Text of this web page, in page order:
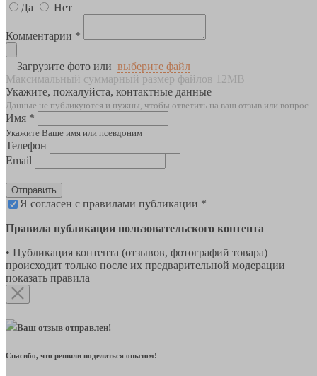
Да
Нет
Комментарии *
Загрузите фото или выберите файл
Максимальный суммарный размер файлов 12MB
Укажите, пожалуйста, контактные данные
Данные не публикуются и нужны, чтобы ответить на ваш отзыв или вопрос
Имя *
Укажите Ваше имя или псевдоним
Телефон
Email
Отправить
Я согласен с правилами публикации *
Правила публикации пользовательского контента
• Публикация контента (отзывов, фотографий товара)
происходит только после их предварительной модерации
показать правила
Ваш отзыв отправлен!
Спасибо, что решили поделиться опытом!